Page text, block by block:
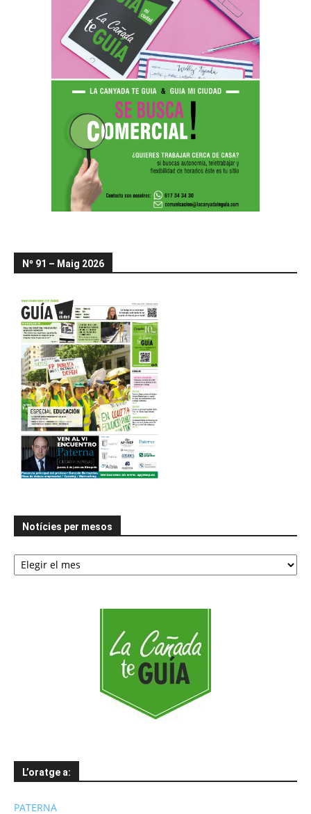
Nº 91 – Maig 2026
Notícies per mesos
Notícies
per
L’oratge a:
PATERNA